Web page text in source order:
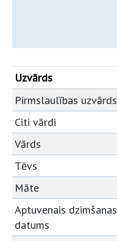
Uzvārds
Pirmslaulības uzvārds
Citi vārdi
Vārds
Tēvs
Māte
Aptuvenais dzimšanas
datums